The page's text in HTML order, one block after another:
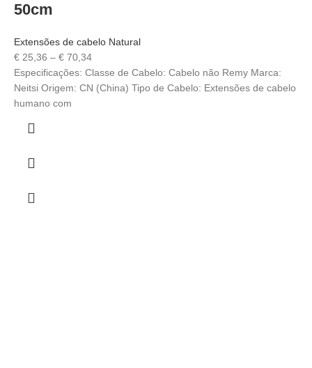
50cm
Extensões de cabelo Natural
€ 25,36 – € 70,34
Especificações: Classe de Cabelo: Cabelo não Remy Marca:
Neitsi Origem: CN (China) Tipo de Cabelo: Extensões de cabelo
humano com